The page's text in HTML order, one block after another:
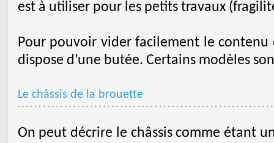
est à utiliser pour les petits travaux
Pour pouvoir vider facilement le contenu
dispose d’une butée. Certains modèles
Le châssis de la brouette
On peut décrire le châssis comme étant